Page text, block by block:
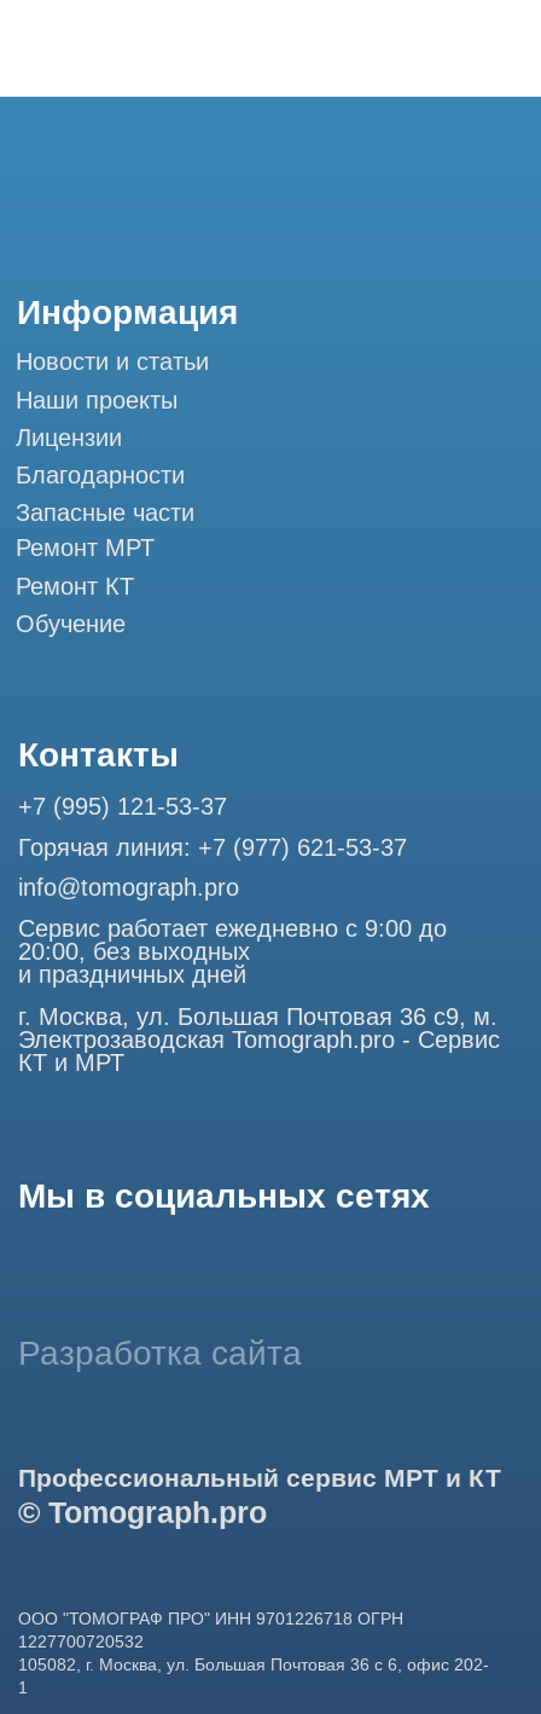
и праздничных дней
является публичной офертой, определяемой положениями
Продолжая работу с сайтом, вы даете согласие на
использование сайтом cookies и обработку персональных
данных в целях функционирования сайта, проведения
ретаргетинга, статистических исследований, улучшения
информации на основе ваших предпочтений и интересов.
Профессиональный сервис МРТ и КТ
1227700720532
105082, г. Москва, ул. Большая Почтовая 36 с 6, офис 202-
© Tomograph.pro
Разработка сайта